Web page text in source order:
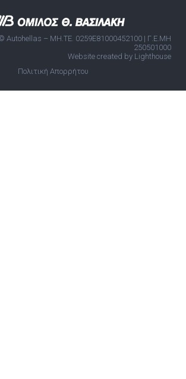
Autohellas – ΜΗ.ΤΕ. 0259E81000452100 | Γ.Ε.ΜΗ
250501000
Website created by Lighthouse
Πολιτική Απορρήτου